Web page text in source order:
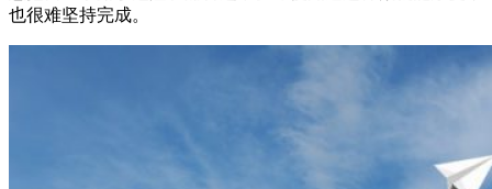
也很难坚持完成。